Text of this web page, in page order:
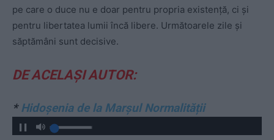
pe care o duce nu e doar pentru propria existență, ci și
pentru libertatea lumii încă libere. Următoarele zile și
săptămâni sunt decisive.
DE ACELAȘI AUTOR:
*Hidoșenia de la Marșul Normalității